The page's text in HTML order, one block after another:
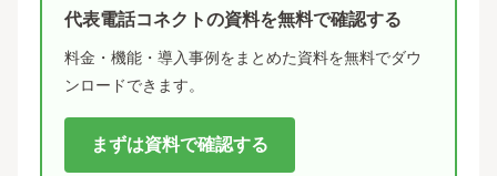
代表電話コネクトの資料を無料で確認する
料金・機能・導入事例をまとめた資料を無料でダウ
ンロードできます。
まずは資料で確認する